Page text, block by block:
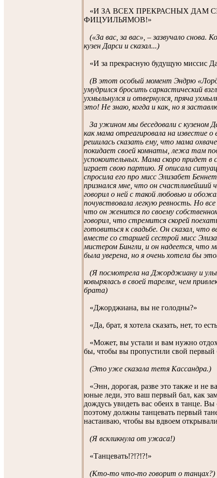
«И ЗА ВСЕХ ПРЕКРАСНЫХ ДАМ
ФИЦУИЛЬЯМОВ!»
(«За вас, за вас», – зазвучало снова.
кузен Дарси и сказал...)
«И за прекрасную будущую миссис
(В этот особый момент Эндрю
умудрился бросить саркастический
ухмыльнулся и отвернулся, пряча
это! Не знаю, когда и как, но я
За ужином мы беседовали с кузеном
как мама отреагировала на известие о
решилась сказать ему, что мама
покидает своей комнаты, лежа там
успокоительных. Мама скоро придет в
играет свою партию. Я описала
спросила его про мисс Элизабет
признался мне, что он счастливейший
говорил о ней с такой любовью и
почувствовала легкую ревность. Но
что он женится по своему
говорил, что стремится скорей
готовиться к свадьбе. Он сказал, что
вместе со старшей сестрой мисс
мистером Бингли, и он надеется, что
была уверена, но я очень хотела бы
(Я посмотрела на Джорджиану и
ковырялась в своей тарелке, чем
брата)
«Джорджиана, вы не голодны?»
«Да, брат, я хотела сказать, нет, то
«Может, вы устали и вам нужно
бы, чтобы вы пропустили свой первый
(Это уже сказала тетя Кассандра.)
«Энн, дорогая, разве это также и не
юные леди, это ваш первый бал, как
дождусь увидеть вас обеих в танце.
поэтому должны танцевать первый
настаиваю, чтобы вы вдвоем
(Я вскликнула от ужаса!)
«Танцевать!?!?!?!»
(Кто-то что-то говорит о танцах?)